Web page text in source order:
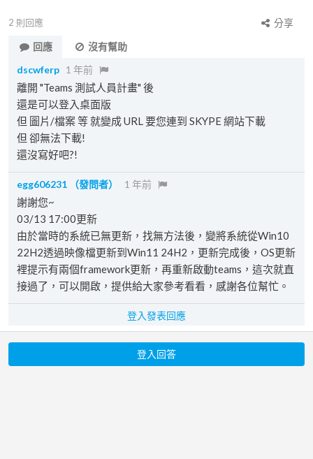
2 則回應
分享
回應
沒有幫助
dscwferp 1 年前
離開 "Teams 測試人員計畫" 後
還是可以登入桌面版
但 圖片/檔案 等 就變成 URL 要您連到 SKYPE 網站下載
但 卻無法下載!
還沒寫好吧?!
egg606231 （發問者） 1 年前
謝謝您~
03/13 17:00更新
由於當時的系統已無更新，找無方法後，變將系統從Win10
22H2透過映像檔更新到Win11 24H2，更新完成後，OS更新
裡提示有兩個framework更新，再重新啟動teams，這次就直
接過了，可以開啟，提供給大家參考看看，感謝各位幫忙。
登入發表回應
登入回答